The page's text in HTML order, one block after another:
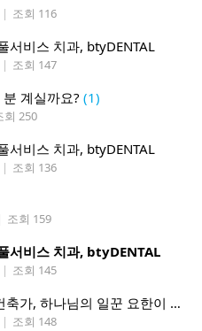
| 조회 116
서비스 치과, btyDENTAL
| 조회 147
계실까요? (1)
회 250
서비스 치과, btyDENTAL
| 조회 136
조회 159
서비스 치과, btyDENTAL
| 조회 145
진짜가 나타났다! 30년 경력 건축가, 하나님의 일꾼 요한이 책임 시공합니다.
| 조회 148